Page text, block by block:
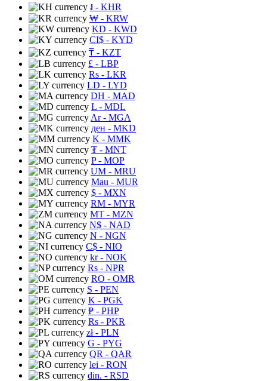
៛ - KHR
₩ - KRW
KD - KWD
CI$ - KYD
₸ - KZT
£ - LBP
Rs - LKR
LD - LYD
DH - MAD
L - MDL
Ar- MGA
ден - MKD
K - MMK
₮ - MNT
P- MOP
UM - MRU
Mau - MUR
$ - MXN
RM - MYR
MT - MZN
N$ - NAD
N - NGN
C$ - NIO
kr- NOK
Rs - NPR
RO - OMR
S - PEN
K - PGK
₱ - PHP
Rs - PKR
zł- PLN
G - PYG
QR - QAR
lei - RON
din. - RSD